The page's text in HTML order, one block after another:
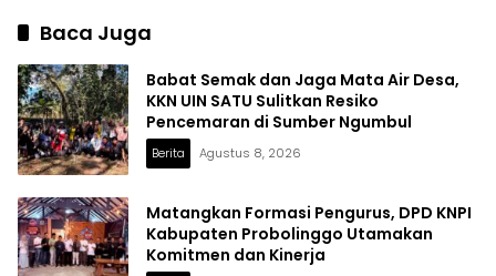
Baca Juga
Babat Semak dan Jaga Mata Air Desa,
KKN UIN SATU Sulitkan Resiko
Pencemaran di Sumber Ngumbul
Berita Agustus 8, 2026
Matangkan Formasi Pengurus, DPD KNPI
Kabupaten Probolinggo Utamakan
Komitmen dan Kinerja